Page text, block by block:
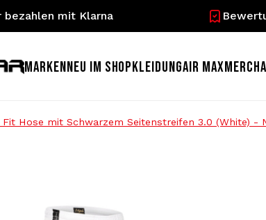
mit Klarna
MARKENNEU IM SHOPKLEIDUNGAIR MAX
Fit Hose mit Schwarzem Seitenstreifen 3.0 (White) -